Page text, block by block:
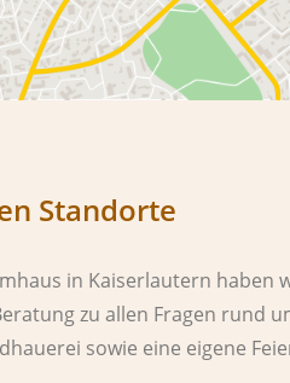
Standorte
in Kaiserlautern
zu allen Fragen rund
sowie eine eigene